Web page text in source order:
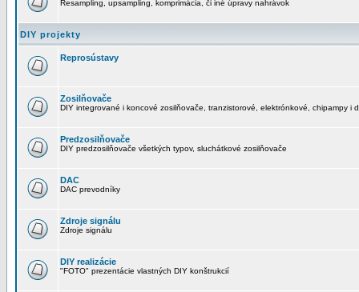
Resampling, upsampling, komprimácia, či iné úpravy nahrávok
DIY projekty
Reprosústavy
Zosilňovače
DIY integrované i koncové zosilňovače, tranzistorové, elektrónkové, chipampy i
Predzosilňovače
DIY predzosilňovače všetkých typov, sluchátkové zosilňovače
DAC
DAC prevodníky
Zdroje signálu
Zdroje signálu
DIY realizácie
"FOTO" prezentácie vlastných DIY konštrukcií